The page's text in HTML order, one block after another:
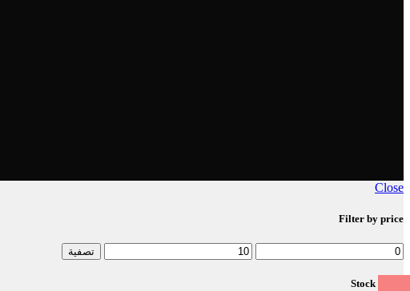
Close
Filter by price
أدنى
أعلى
تصفية
Stock status